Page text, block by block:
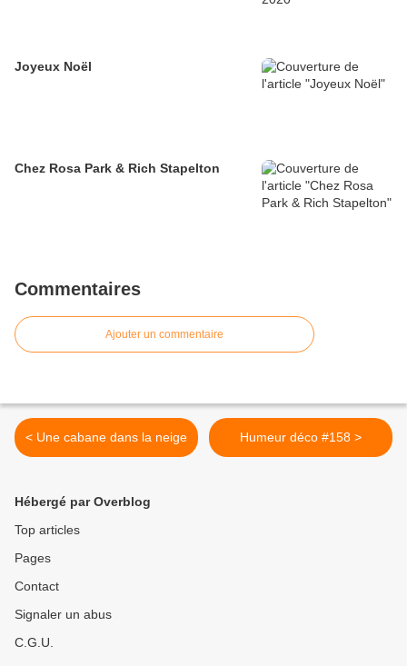
Joyeux Noël
Chez Rosa Park & Rich Stapelton
Commentaires
Ajouter un commentaire
< Une cabane dans la neige Humeur déco #158 >
Hébergé par Overblog
Top articles
Pages
Contact
Signaler un abus
C.G.U.